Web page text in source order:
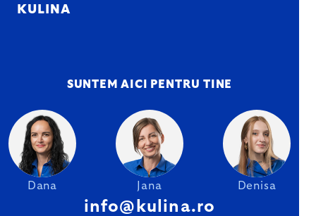
KULINA
SUNTEM AICI PENTRU TINE
Dana Jana Denisa
info@kulina.ro